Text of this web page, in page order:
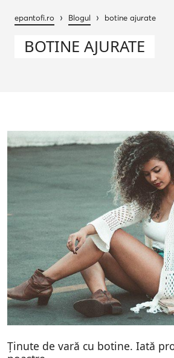
epantofi.ro › Blogul › botine ajurate
BOTINE AJURATE
Ținute de vară cu botine. Iată